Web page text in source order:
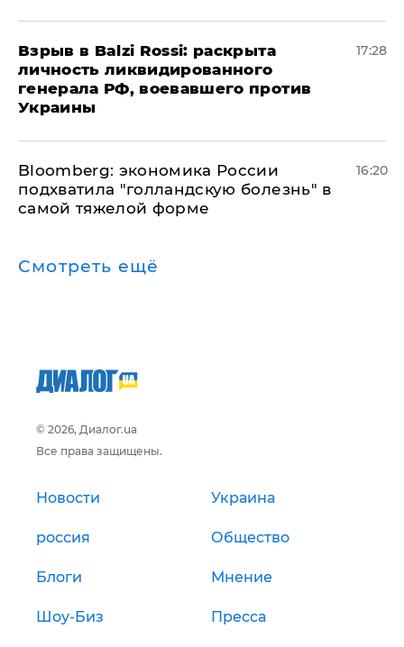
​Взрыв в Balzi Rossi: раскрыта
личность ликвидированного
генерала РФ, воевавшего против
Украины
17:28
Bloomberg: экономика России
подхватила "голландскую болезнь" в
самой тяжелой форме
16:20
Смотреть ещё
© 2026, Диалог.ua
Все права защищены.
Новости Украина
россия Общество
Блоги Мнение
Шоу-Биз Пресса